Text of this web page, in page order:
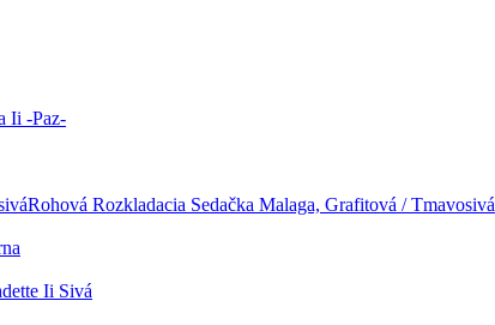
Ii -Paz-
Rohová Rozkladacia Sedačka Malaga, Grafitová / Tmavosivá
Ii Sivá